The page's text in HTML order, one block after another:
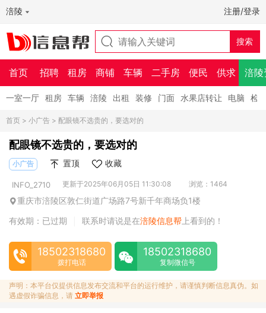
涪陵 注册/登录
首页 招聘 租房 商铺 车辆 二手房 便民 供求 涪陵
一室一厅 租房 车辆 涪陵 出租 装修 门面 水果店转让 电脑 检
首页 > 小广告 > 配眼镜不选贵的，要选对的
配眼镜不选贵的，要选对的
小广告 置顶 收藏
INFO_2710 更新于2025年06月05日 11:30:08 浏览：1464
重庆市涪陵区敦仁街道广场路7号新千年商场负1楼
有效期：已过期
联系时请说是在涪陵信息帮 上看到的！
18502318680
拨打电话
18502318680
复制微信号
声明：本平台仅提供信息发布交流和平台的运行维护，请谨慎判断信息真伪。如
遇虚假诈骗信息，请 立即举报